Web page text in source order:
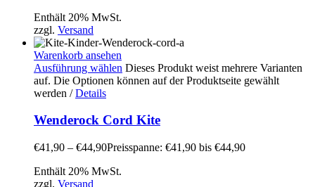
Enthält 20% MwSt.
zzgl. Versand
Warenkorb ansehen
Ausführung wählen Dieses Produkt weist mehrere Varianten
auf. Die Optionen können auf der Produktseite gewählt
werden / Details
Wenderock Cord Kite
€41,90 – €44,90Preisspanne: €41,90 bis €44,90
Enthält 20% MwSt.
zzgl. Versand